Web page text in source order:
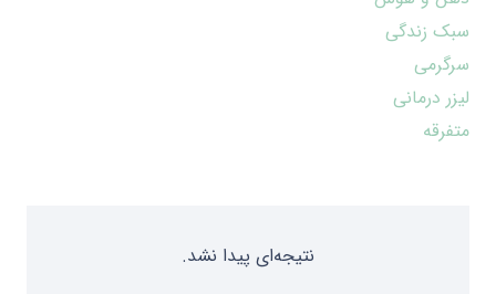
سبک زندگی
سرگرمی
لیزر درمانی
متفرقه
نتیجه‌ای پیدا نشد.